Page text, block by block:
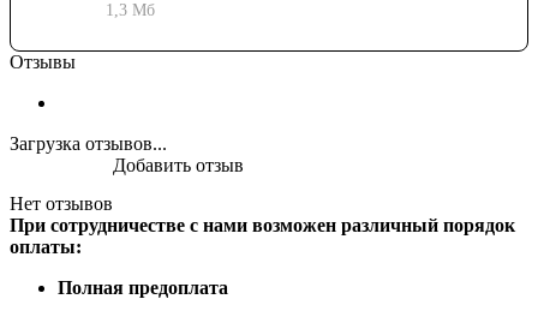
1,3 Мб
Отзывы
Загрузка отзывов...
Нет отзывов
Добавить отзыв
При сотрудничестве с нами возможен различный порядок
оплаты:
Полная предоплата